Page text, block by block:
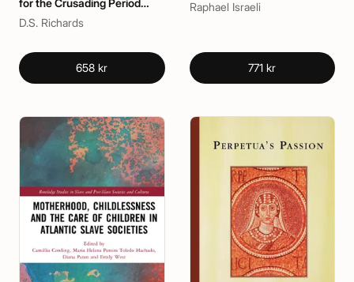
from al-Kamil fi'l-Ta'rikh.
D.S. Richards
658 kr
Raphael Israeli
771 kr